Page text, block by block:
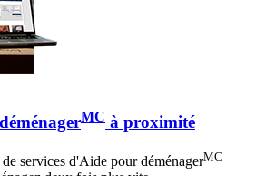
MC à proximité
services d'Aide pour déménagerMC